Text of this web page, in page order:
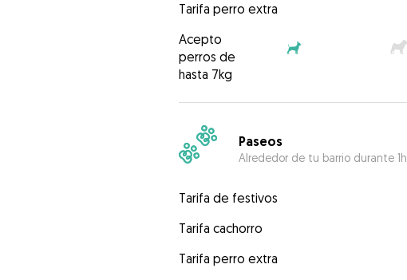
Tarifa perro extra
Acepto
perros de
hasta 7kg
Paseos
Alrededor de tu barrio durante 1h
Tarifa de festivos
Tarifa cachorro
Tarifa perro extra